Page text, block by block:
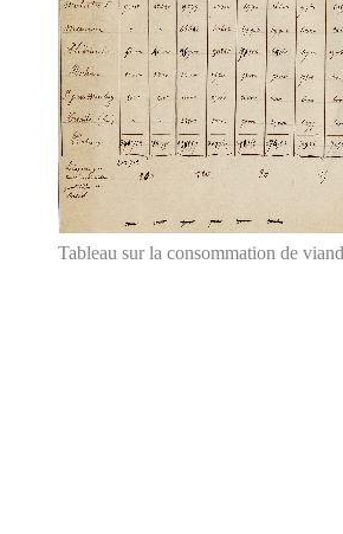
Tableau sur la consommation de